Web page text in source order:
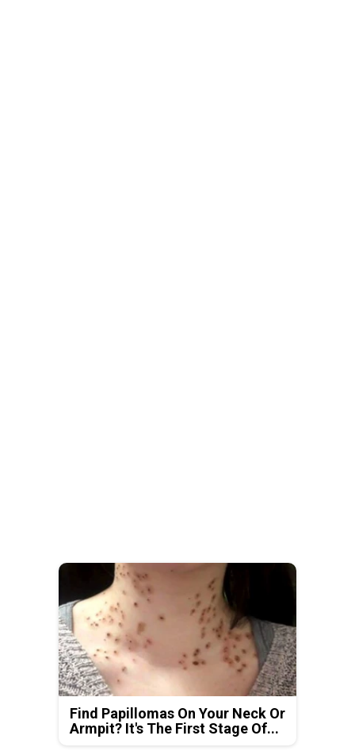
Find Papillomas On Your Neck Or
Armpit? It's The First Stage Of...